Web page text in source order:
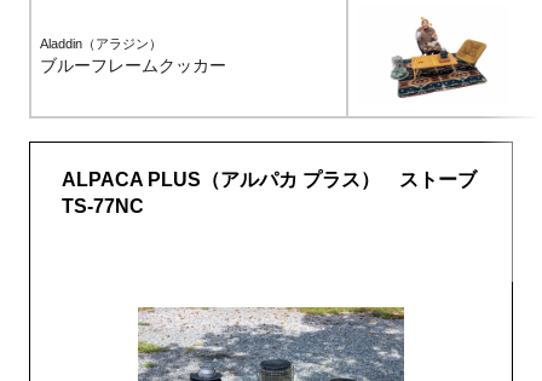
Aladdin（アラジン）
ブルーフレームクッカー
ALPACA PLUS（アルパカ プラス） ストーブ
TS-77NC